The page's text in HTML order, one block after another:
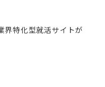
界特化型就活サイトが